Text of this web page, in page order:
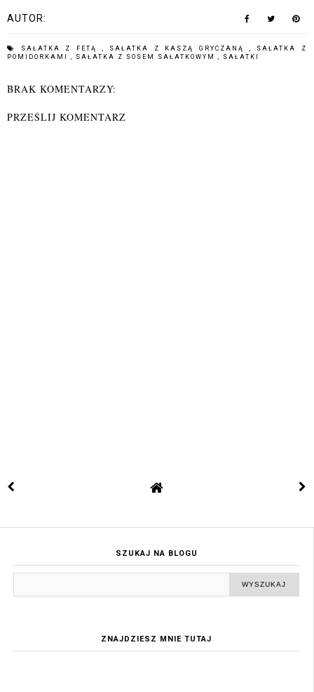
AUTOR:
SAŁATKA Z FETĄ SAŁATKA Z KASZĄ GRYCZANĄ
SAŁATKA Z
POMIDORKAMI
SAŁATKA Z SOSEM SAŁATKOWYM SAŁATKI
BRAK KOMENTARZY:
PRZEŚLIJ KOMENTARZ
SZUKAJ NA BLOGU
ZNAJDZIESZ MNIE TUTAJ